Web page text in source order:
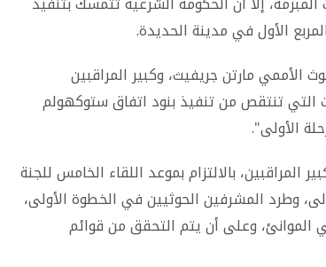
الأول في مدينة الحديدة.
الأممي مارتن جريفيث، وكبير المراقبين
التي تنتقص من تنفيذ بنود اتفاق ستوكهولم
الأولى".
بالالتزام بموعد اللقاء الخامس للجنة
وطرد المشرفين الحوثيين في الخطوة الأولى،
وعلى أن يتم التحقق من قوائم